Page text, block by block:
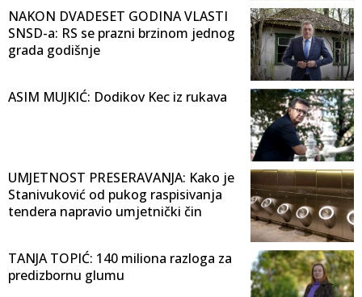
NAKON DVADESET GODINA VLASTI
SNSD-a: RS se prazni brzinom jednog
grada godišnje
ASIM MUJKIĆ: Dodikov Kec iz rukava
UMJETNOST PRESERAVANJA: Kako je
Stanivuković od pukog raspisivanja
tendera napravio umjetnički čin
TANJA TOPIĆ: 140 miliona razloga za
predizbornu glumu